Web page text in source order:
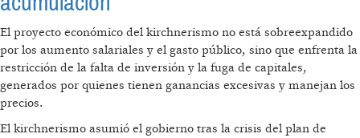
El proyecto económico del kirchnerismo no está sobreexpandido
por los aumento salariales y el gasto público, sino que enfrenta la
restricción de la falta de inversión y la fuga de capitales,
generados por quienes tienen ganancias excesivas y manejan los
precios.
El kirchnerismo asumió el gobierno tras la crisis del plan de